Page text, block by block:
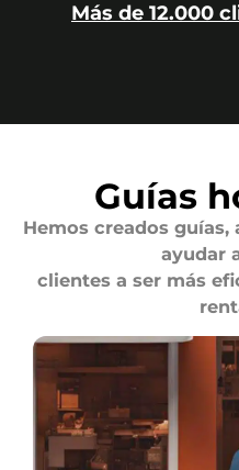
Más de 12.000
Guías
Hemos creados
ayudar
clientes a ser más